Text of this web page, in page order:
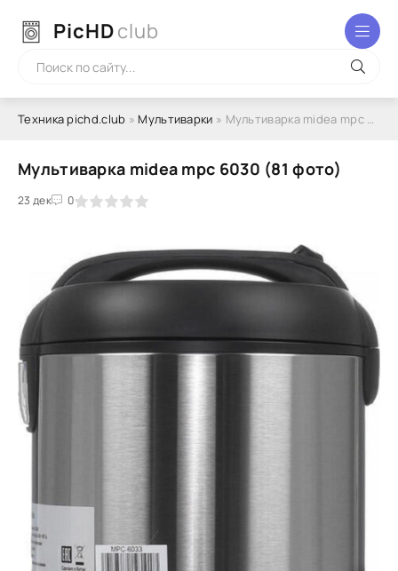
PicHDclub
Техника pichd.club » Мультиварки » Мультиварка midea mpc 6030 (81 фото)
Мультиварка midea mpc 6030 (81 фото)
23 дек 0
3 4 5